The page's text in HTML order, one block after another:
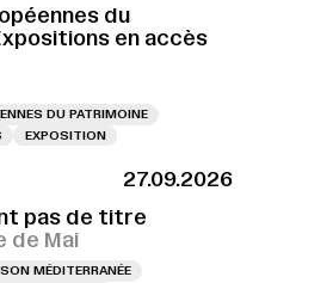
du
en accès
DU PATRIMOINE
EXPOSITION
LE 25.09.2026 À 18H27.09.2026
pas de titre
de Mai
MÉDITERRANÉE